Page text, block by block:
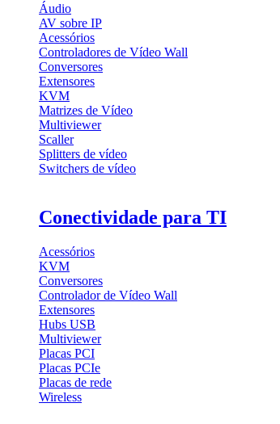
Áudio
AV sobre IP
Acessórios
Controladores de Vídeo Wall
Conversores
Extensores
KVM
Matrizes de Vídeo
Multiviewer
Scaller
Splitters de vídeo
Switchers de vídeo
Conectividade para TI
Acessórios
KVM
Conversores
Controlador de Vídeo Wall
Extensores
Hubs USB
Multiviewer
Placas PCI
Placas PCIe
Placas de rede
Wireless